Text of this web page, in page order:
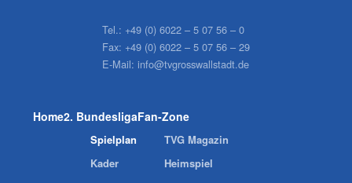
Tel.: +49 (0) 6022 – 5 07 56 – 0
Fax: +49 (0) 6022 – 5 07 56 – 29
E-Mail: info@tvgrosswallstadt.de
Home2. Bundesliga
Spielplan
Kader
Fan-Zone
TVG Magazin
Heimspiel